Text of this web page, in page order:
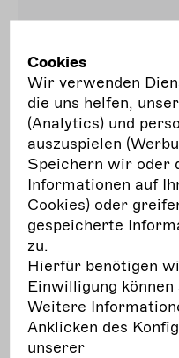
12.12. 14:00 bis
16:00
Do.
EAIPA: Politics in
Uniting the Art
The European
Performing Arts
online events on
Community
mehrerfahren
Cookies
Wir verwenden
die uns helfen,
(Analytics) und
auszuspielen
Speichern wir oder
Informationen auf
Cookies) oder
gespeicherte
zu.
Hierfür benötigen
Einwilligung
Weitere
Anklicken des
unserer